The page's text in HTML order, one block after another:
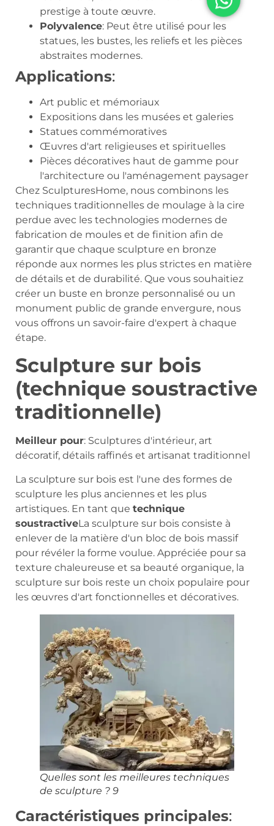
prestige à toute œuvre.
Polyvalence: Peut être utilisé pour les
statues, les bustes, les reliefs et les pièces
abstraites modernes.
Applications:
Art public et mémoriaux
Expositions dans les musées et galeries
Statues commémoratives
Œuvres d'art religieuses et spirituelles
Pièces décoratives haut de gamme pour
l'architecture ou l'aménagement paysager
Chez SculpturesHome, nous combinons les
techniques traditionnelles de moulage à la cire
perdue avec les technologies modernes de
fabrication de moules et de finition afin de
garantir que chaque sculpture en bronze
réponde aux normes les plus strictes en matière
de détails et de durabilité. Que vous souhaitiez
créer un buste en bronze personnalisé ou un
monument public de grande envergure, nous
vous offrons un savoir-faire d'expert à chaque
étape.
Sculpture sur bois
(technique soustractive
traditionnelle)
Meilleur pour: Sculptures d'intérieur, art
décoratif, détails raffinés et artisanat traditionnel
La sculpture sur bois est l'une des formes de
sculpture les plus anciennes et les plus
artistiques. En tant que technique
soustractiveLa sculpture sur bois consiste à
enlever de la matière d'un bloc de bois massif
pour révéler la forme voulue. Appréciée pour sa
texture chaleureuse et sa beauté organique, la
sculpture sur bois reste un choix populaire pour
les œuvres d'art fonctionnelles et décoratives.
Quelles sont les meilleures techniques
de sculpture ? 9
Caractéristiques principales: